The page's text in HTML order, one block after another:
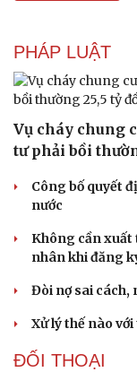
Sức khỏe
Dinh dưỡng - món
Sản phụ khoa
Nhi khoa
Làm đẹp - giảm cân
Phòng mạch online
PHÁP LUẬT
Vụ cháy chung
tư phải bồi
Công bố quyết
nước
Không cần
nhân khi đăng
Đòi nợ sai cách,
Xử lý thế nào
ĐỐI THOẠI